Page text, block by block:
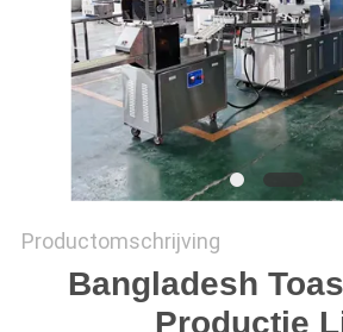
PRIVACY
POLICY
Productomschrijving
Bangladesh
Productie